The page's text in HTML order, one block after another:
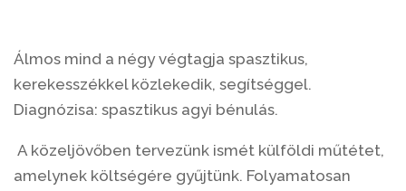
Álmos mind a négy végtagja spasztikus,
kerekesszékkel közlekedik, segítséggel.
Diagnózisa: spasztikus agyi bénulás.
A közeljövőben tervezünk ismét külföldi műtétet,
amelynek költségére gyűjtünk. Folyamatosan